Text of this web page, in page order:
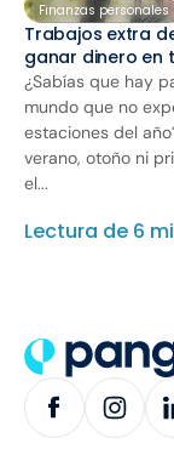
Finanzas personales
Trabajos extra
ganar dinero en
¿Sabías que hay
mundo que no
estaciones del
verano, otoño ni
el...
Lectura de 6